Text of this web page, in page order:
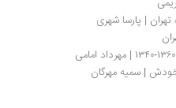
پارسا شهری
مهرگان